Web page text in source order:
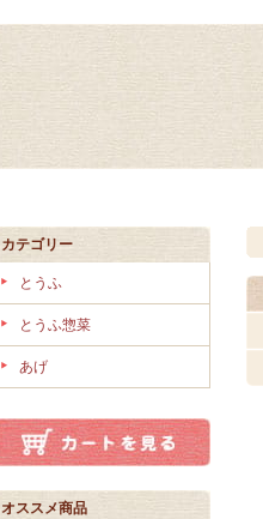
カテゴリー
とうふ
とうふ惣菜
あげ
オススメ商品